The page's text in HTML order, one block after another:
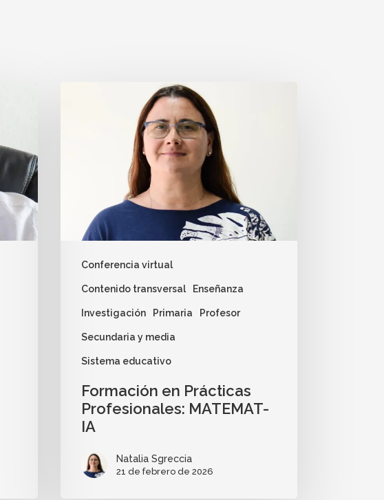
Conferencia virtual
Contenido transversal Enseñanza
Investigación Primaria Profesor
Secundaria y media
Sistema educativo
Formación en Prácticas
Profesionales: MATEMAT-
IA
Natalia Sgreccia
21 de febrero de 2026